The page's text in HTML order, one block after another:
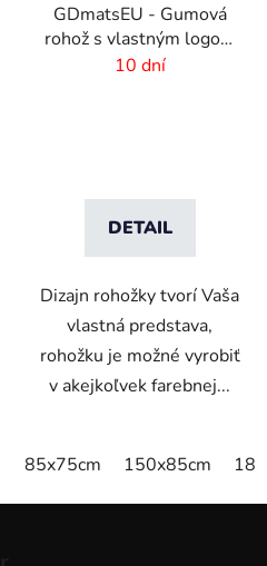
GDmatsEU - Gumová
rohož s vlastným logom
- interiér-exteriér
10 dní
DETAIL
Dizajn rohožky tvorí Vaša
vlastná predstava,
rohožku je možné vyrobiť
v akejkoľvek farebnej...
85x75cm 150x85cm